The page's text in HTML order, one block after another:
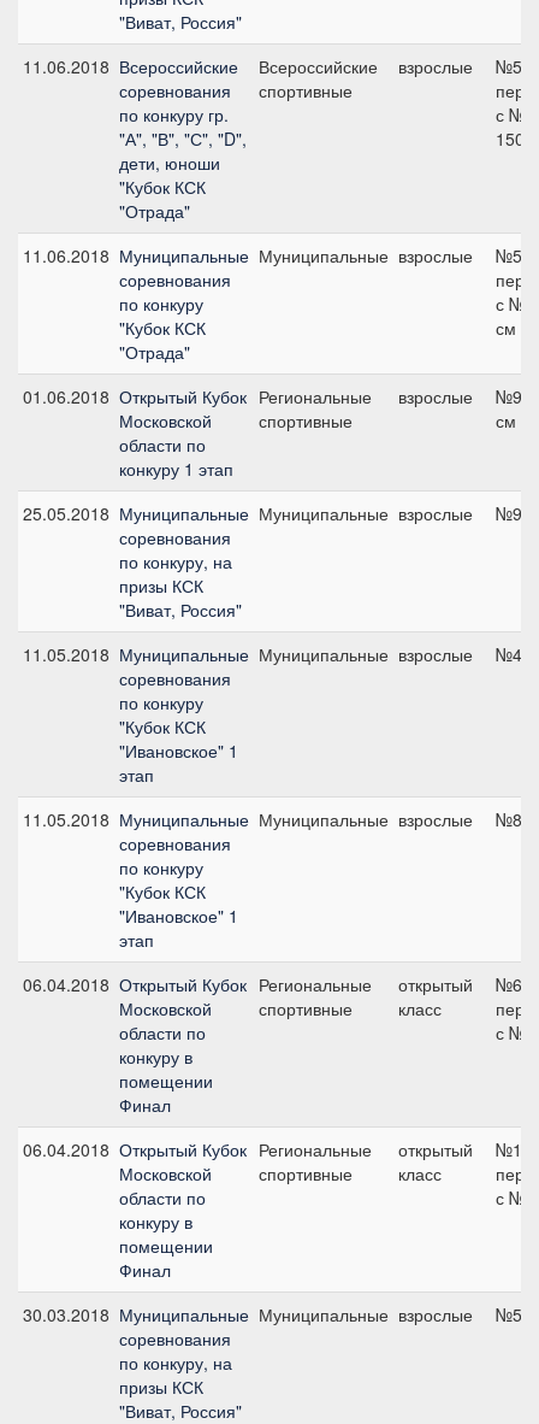
"Виват, Россия"
11.06.2018 Всероссийские
соревнования
по конкуру гр.
"А", "В", "С", "D",
дети, юноши
"Кубок КСК
"Отрада"
Всероссийские
спортивные
взрослые
№5
с
150
11.06.2018 Муниципальные
соревнования
по конкуру
"Кубок КСК
"Отрада"
Муниципальные взрослые
№5
с №
см
01.06.2018 Открытый Кубок
Московской
области по
конкуру 1 этап
Региональные
спортивные
взрослые
№9
см
25.05.2018 Муниципальные
соревнования
по конкуру, на
призы КСК
"Виват, Россия"
Муниципальные взрослые №9,
11.05.2018 Муниципальные
соревнования
по конкуру
"Кубок КСК
"Ивановское" 1
этап
Муниципальные взрослые №4,
11.05.2018 Муниципальные
соревнования
по конкуру
"Кубок КСК
"Ивановское" 1
этап
Муниципальные взрослые №8,
06.04.2018 Открытый Кубок
Московской
области по
конкуру в
помещении
Финал
Региональные
спортивные
открытый
класс
№6
с
06.04.2018 Открытый Кубок
Московской
области по
конкуру в
помещении
Финал
Региональные
спортивные
открытый
класс
№11
с
30.03.2018 Муниципальные
соревнования
по конкуру, на
призы КСК
"Виват, Россия"
Муниципальные взрослые №5,